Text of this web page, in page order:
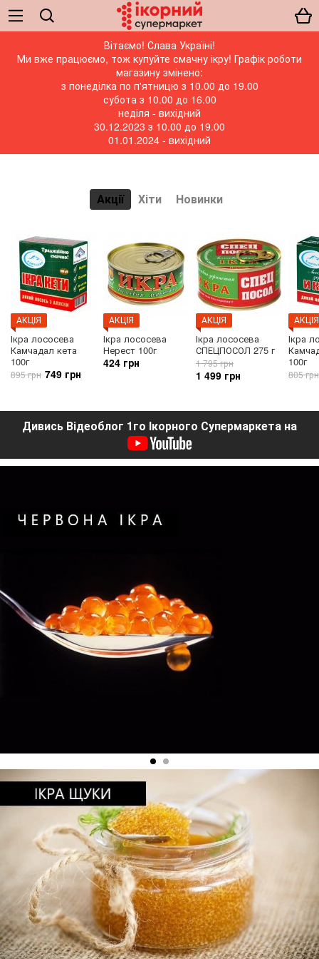
Вітаємо! Слава Україні!
Ми вже працюємо, тож купуйте смачну ікру! Графік роботи
магазину змінено:
з понеділка по п'ятницю з 10.00 до 19.00
субота з 10.00 до 16.00
неділя - вихідний
30.12.2023 з 10.00 до 19.00
01.01.2024 - вихідний
Акції Хіти Новинки
АКЦIЯ
Ікра лососева
Камчадал кета
100г
895 грн 749 грн
АКЦIЯ
Ікра лососева
Нерест 100г
424 грн
АКЦIЯ
Ікра лососева
СПЕЦПОСОЛ 275 г
1 795 грн
1 499 грн
АКЦIЯ
Ікра
100г
805 грн
Дивись Відеоблог 1го Ікорного Супермаркета на